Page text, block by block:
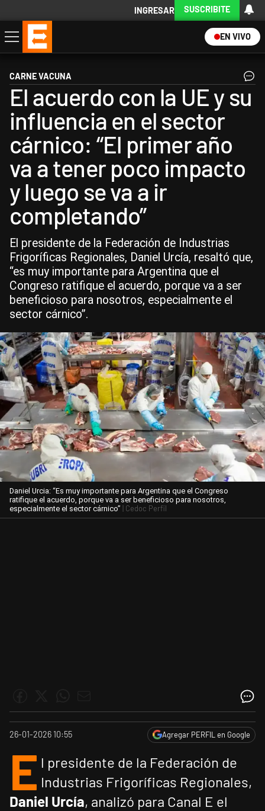
INGRESAR SUSCRIBITE
EN VIVO
Economía
Política
Internacional
Actualidad
Descargá la App
CARNE VACUNA
El acuerdo con la UE y su
influencia en el sector
cárnico: “El primer año
va a tener poco impacto
y luego se va a ir
completando”
El presidente de la Federación de Industrias
Frigoríficas Regionales, Daniel Urcía, resaltó que,
“es muy importante para Argentina que el
Congreso ratifique el acuerdo, porque va a ser
beneficioso para nosotros, especialmente el
sector cárnico”.
Daniel Urcia: “Es muy importante para Argentina que el Congreso
ratifique el acuerdo, porque va a ser beneficioso para nosotros,
especialmente el sector cárnico” | Cedoc Perfil
26-01-2026 10:55 Agregar PERFIL en Google
E l presidente de la Federación de
Industrias Frigoríficas Regionales,
Daniel Urcía, analizó para Canal E el